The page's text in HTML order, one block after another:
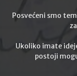
Posvećeni smo
Ukoliko imate
postoji